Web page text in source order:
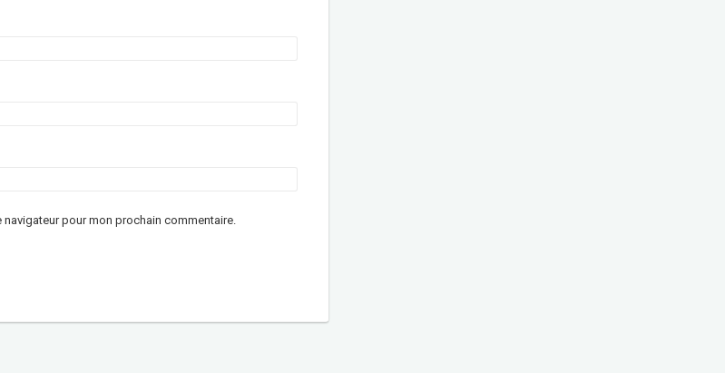
pour mon prochain commentaire.